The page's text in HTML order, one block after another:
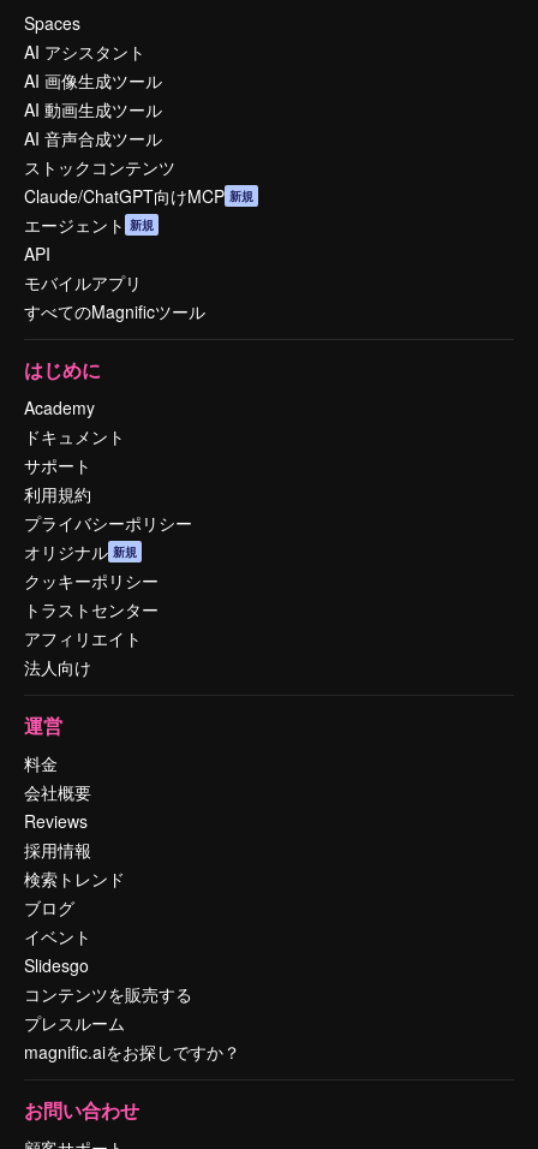
Spaces
AI アシスタント
AI 画像生成ツール
AI 動画生成ツール
AI 音声合成ツール
ストックコンテンツ
Claude/ChatGPT向けMCP 新規
エージェント 新規
API
モバイルアプリ
すべてのMagnificツール
はじめに
Academy
ドキュメント
サポート
利用規約
プライバシーポリシー
オリジナル 新規
クッキーポリシー
トラストセンター
アフィリエイト
法人向け
運営
料金
会社概要
Reviews
採用情報
検索トレンド
ブログ
イベント
Slidesgo
コンテンツを販売する
プレスルーム
magnific.aiをお探しですか？
お問い合わせ